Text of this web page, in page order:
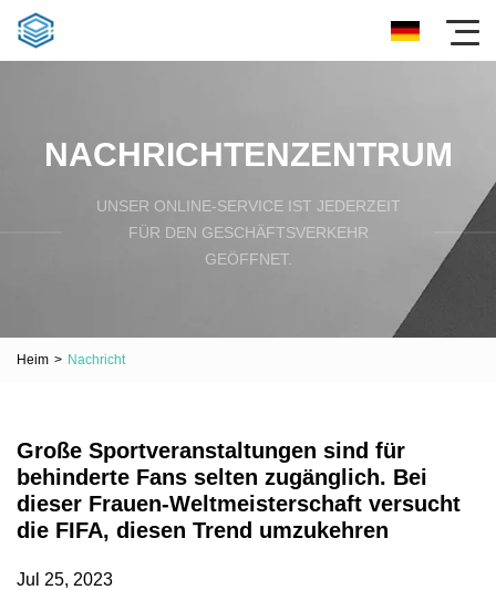
NACHRICHTENZENTRUM
UNSER ONLINE-SERVICE IST JEDERZEIT
FÜR DEN GESCHÄFTSVERKEHR
GEÖFFNET.
Heim > Nachricht
Große Sportveranstaltungen sind für
behinderte Fans selten zugänglich. Bei
dieser Frauen-Weltmeisterschaft versucht
die FIFA, diesen Trend umzukehren
Jul 25, 2023